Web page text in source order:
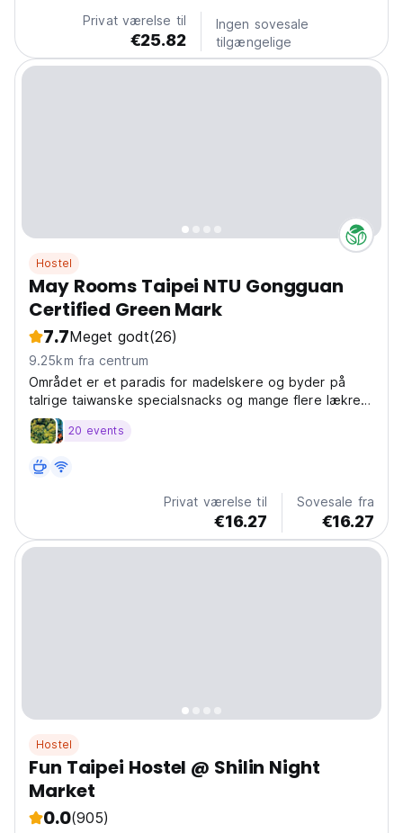
Privat værelse til
€25.82
Ingen sovesale
tilgængelige
Hostel
May Rooms Taipei NTU Gongguan
Certified Green Mark
7.7Meget godt(26)
9.25km fra centrum
Området er et paradis for madelskere og byder på
talrige taiwanske specialsnacks og mange flere lækre
fødevarer.
20 events
Privat værelse til
€16.27
Sovesale fra
€16.27
Hostel
Fun Taipei Hostel @ Shilin Night
Market
0.0(905)